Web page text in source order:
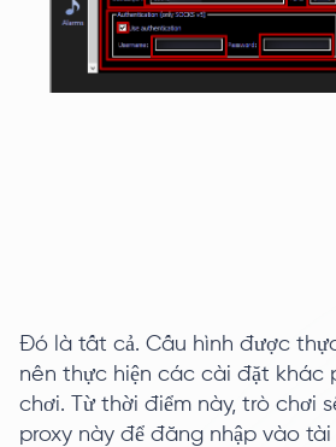
Đó là tất cả. Cấu hình được
nên thực hiện các cài đặt khác
chơi. Từ thời điểm này, trò chơi
proxy này để đăng nhập vào tài